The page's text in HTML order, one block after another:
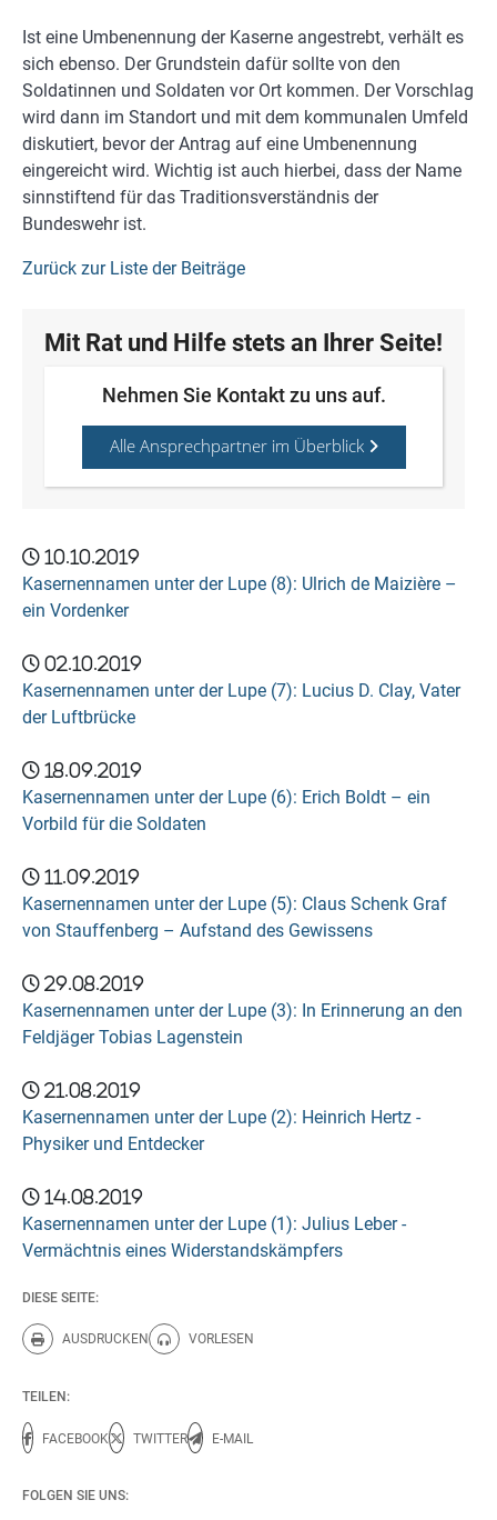
Ist eine Umbenennung der Kaserne angestrebt, verhält es
sich ebenso. Der Grundstein dafür sollte von den
Soldatinnen und Soldaten vor Ort kommen. Der Vorschlag
wird dann im Standort und mit dem kommunalen Umfeld
diskutiert, bevor der Antrag auf eine Umbenennung
eingereicht wird. Wichtig ist auch hierbei, dass der Name
sinnstiftend für das Traditionsverständnis der
Bundeswehr ist.
Zurück zur Liste der Beiträge
Mit Rat und Hilfe stets an Ihrer Seite!
Nehmen Sie Kontakt zu uns auf.
Alle Ansprechpartner im Überblick
10.10.2019
Kasernennamen unter der Lupe (8): Ulrich de Maizière –
ein Vordenker
02.10.2019
Kasernennamen unter der Lupe (7): Lucius D. Clay, Vater
der Luftbrücke
18.09.2019
Kasernennamen unter der Lupe (6): Erich Boldt – ein
Vorbild für die Soldaten
11.09.2019
Kasernennamen unter der Lupe (5): Claus Schenk Graf
von Stauffenberg – Aufstand des Gewissens
29.08.2019
Kasernennamen unter der Lupe (3): In Erinnerung an den
Feldjäger Tobias Lagenstein
21.08.2019
Kasernennamen unter der Lupe (2): Heinrich Hertz -
Physiker und Entdecker
14.08.2019
Kasernennamen unter der Lupe (1): Julius Leber -
Vermächtnis eines Widerstandskämpfers
DIESE SEITE:
AUSDRUCKEN
Diese Seite drucken.
VORLESEN
Diese Seite vorlesen.
TEILEN:
FACEBOOK TWITTER E-MAIL
FOLGEN SIE UNS: